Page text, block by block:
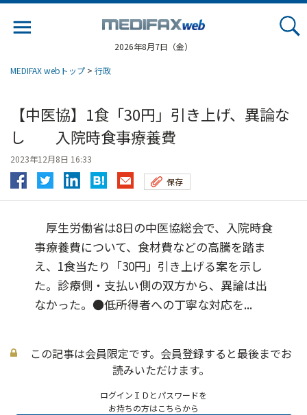
2026年8月7日（金）
MEDIFAX webトップ > 行政
【中医協】1食「30円」引き上げ、異論な
し 入院時食事療養費
2023年12月8日 16:33
保存
厚生労働省は8日の中医協総会で、入院時食
事療養費について、食材費などの高騰を踏ま
え、1食当たり「30円」引き上げる案を示し
た。診療側・支払い側の双方から、異論は出
なかった。●低所得者への丁寧な対応を...
この記事は会員限定です。会員登録すると最後までお
読みいただけます。
ログインＩＤとパスワードを
お持ちの方はこちらから